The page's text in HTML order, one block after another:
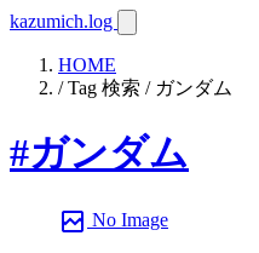
kazumich.log
HOME
/ Tag 検索 / ガンダム
#ガンダム
broken_image No Image